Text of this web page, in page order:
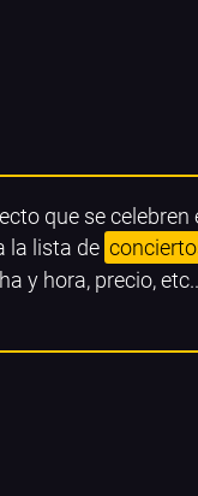
que se
la lista de
y hora, precio,